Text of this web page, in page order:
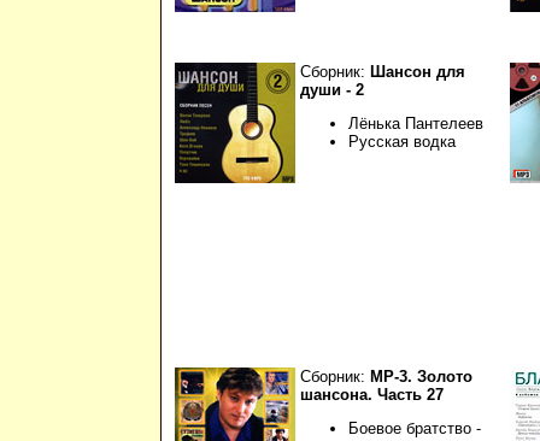
Сборник: Шансон для
души - 2
Лёнька Пантелеев
Русская водка
Сборник: МР-3. Золото
шансона. Часть 27
Боевое братство -